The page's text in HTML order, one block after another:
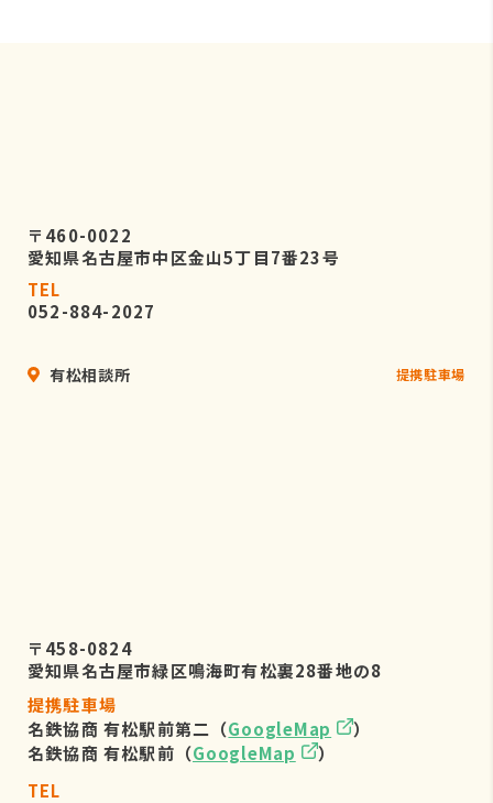
〒460-0022
愛知県名古屋市中区金山5丁目7番23号
TEL
052-884-2027
有松相談所 提携駐車場
〒458-0824
愛知県名古屋市緑区鳴海町有松裏28番地の8
提携駐車場
名鉄協商 有松駅前第二（GoogleMap
）
名鉄協商 有松駅前（GoogleMap
）
TEL